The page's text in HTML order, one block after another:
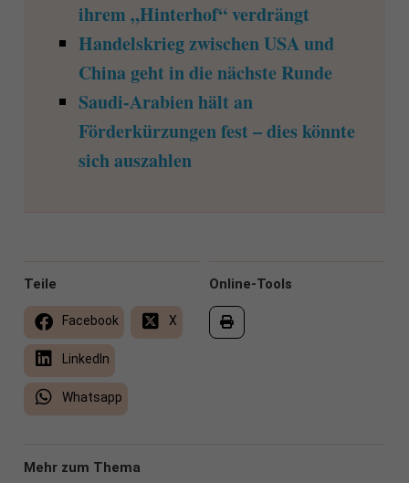
ihrem „Hinterhof“ verdrängt
Handelskrieg zwischen USA und
China geht in die nächste Runde
Saudi-Arabien hält an
Förderkürzungen fest – dies könnte
sich auszahlen
Online-Tools
Teile
Facebook X
LinkedIn
Whatsapp
Mehr zum Thema